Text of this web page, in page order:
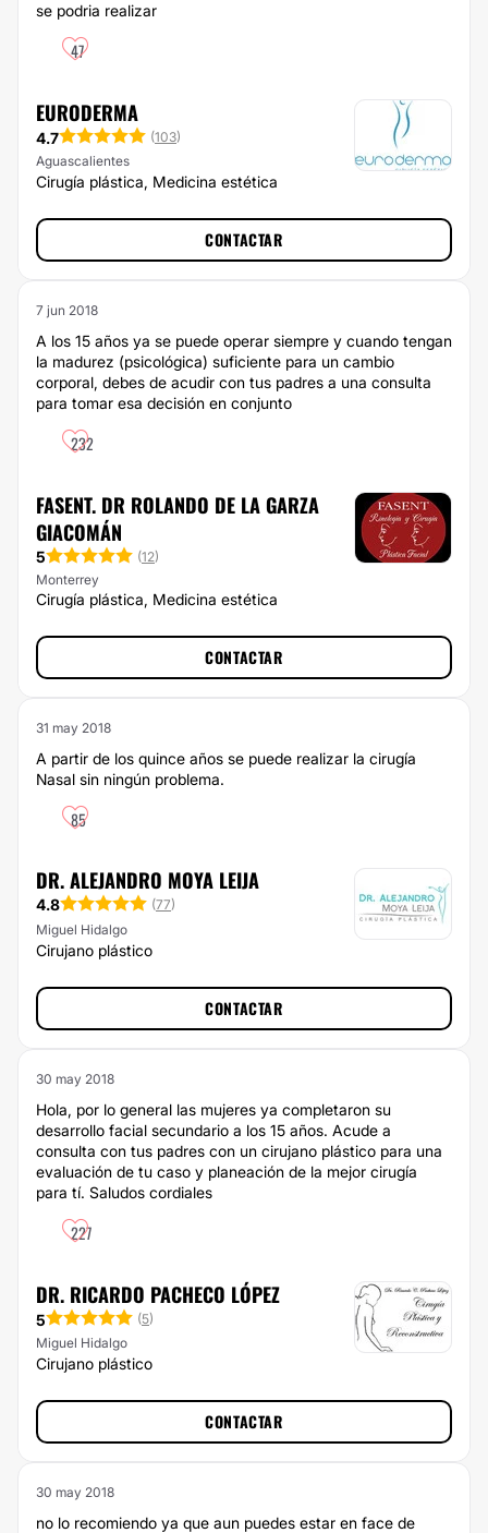
se podria realizar
47
EURODERMA
4.7 (103)
Aguascalientes
Cirugía plástica, Medicina estética
CONTACTAR
7 jun 2018
A los 15 años ya se puede operar siempre y cuando tengan
la madurez (psicológica) suficiente para un cambio
corporal, debes de acudir con tus padres a una consulta
para tomar esa decisión en conjunto
232
FASENT. DR ROLANDO DE LA GARZA
GIACOMÁN
5 (12)
Monterrey
Cirugía plástica, Medicina estética
CONTACTAR
31 may 2018
A partir de los quince años se puede realizar la cirugía
Nasal sin ningún problema.
85
DR. ALEJANDRO MOYA LEIJA
4.8 (77)
Miguel Hidalgo
Cirujano plástico
CONTACTAR
30 may 2018
Hola, por lo general las mujeres ya completaron su
desarrollo facial secundario a los 15 años. Acude a
consulta con tus padres con un cirujano plástico para una
evaluación de tu caso y planeación de la mejor cirugía
para tí. Saludos cordiales
227
DR. RICARDO PACHECO LÓPEZ
5 (5)
Miguel Hidalgo
Cirujano plástico
CONTACTAR
30 may 2018
no lo recomiendo ya que aun puedes estar en face de